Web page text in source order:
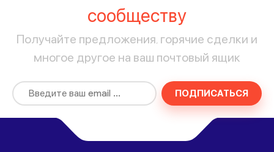
сообществу
Получайте предложения, горячие сделки и
многое другое на ваш почтовый ящик
ПОДПИСАТЬСЯ